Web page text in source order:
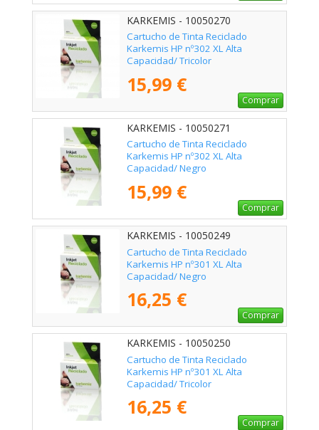
KARKEMIS - 10050270
Cartucho de Tinta Reciclado
Karkemis HP nº302 XL Alta
Capacidad/ Tricolor
15,99 €
Comprar
KARKEMIS - 10050271
Cartucho de Tinta Reciclado
Karkemis HP nº302 XL Alta
Capacidad/ Negro
15,99 €
Comprar
KARKEMIS - 10050249
Cartucho de Tinta Reciclado
Karkemis HP nº301 XL Alta
Capacidad/ Negro
16,25 €
Comprar
KARKEMIS - 10050250
Cartucho de Tinta Reciclado
Karkemis HP nº301 XL Alta
Capacidad/ Tricolor
16,25 €
Comprar